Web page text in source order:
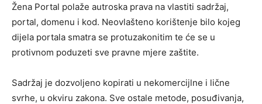
Žena Portal polaže autroska prava na vlastiti sadržaj,
portal, domenu i kod. Neovlašteno korištenje bilo kojeg
dijela portala smatra se protuzakonitim te će se u
protivnom poduzeti sve pravne mjere zaštite.
Sadržaj je dozvoljeno kopirati u nekomercijlne i lične
svrhe, u okviru zakona. Sve ostale metode, posuđivanja,